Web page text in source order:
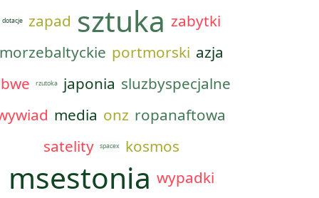
dotacje zapad sztuka zabytki
portmorski azja
rzutoka japonia sluzbyspecjalne
media onz ropanaftowa
satelity
spacex kosmos
msestonia wypadki